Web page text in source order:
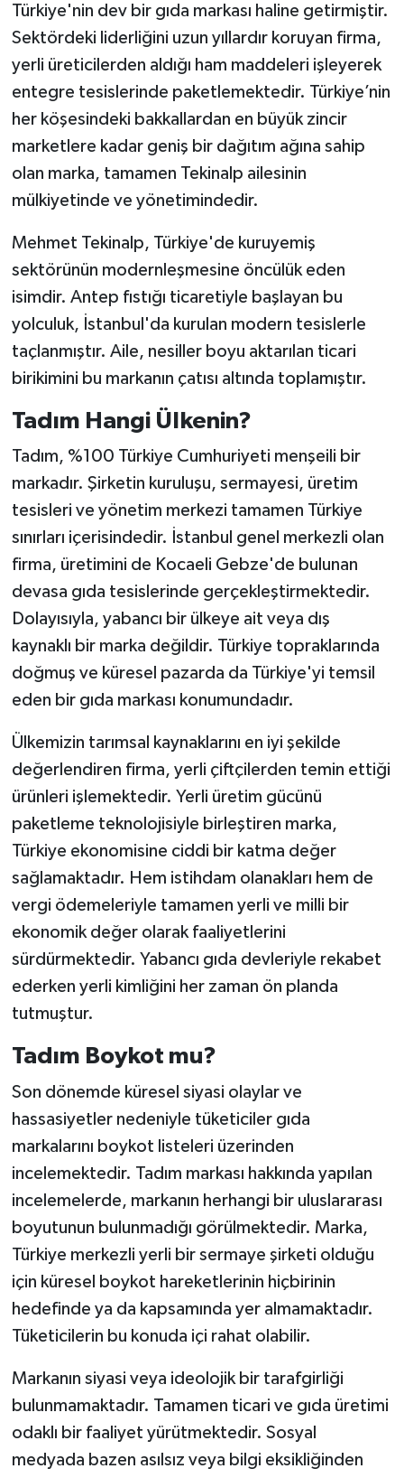
Türkiye'nin dev bir gıda markası haline getirmiştir.
Sektördeki liderliğini uzun yıllardır koruyan firma,
yerli üreticilerden aldığı ham maddeleri işleyerek
entegre tesislerinde paketlemektedir. Türkiye’nin
her köşesindeki bakkallardan en büyük zincir
marketlere kadar geniş bir dağıtım ağına sahip
olan marka, tamamen Tekinalp ailesinin
mülkiyetinde ve yönetimindedir.
Mehmet Tekinalp, Türkiye'de kuruyemiş
sektörünün modernleşmesine öncülük eden
isimdir. Antep fıstığı ticaretiyle başlayan bu
yolculuk, İstanbul'da kurulan modern tesislerle
taçlanmıştır. Aile, nesiller boyu aktarılan ticari
birikimini bu markanın çatısı altında toplamıştır.
Tadım Hangi Ülkenin?
Tadım, %100 Türkiye Cumhuriyeti menşeili bir
markadır. Şirketin kuruluşu, sermayesi, üretim
tesisleri ve yönetim merkezi tamamen Türkiye
sınırları içerisindedir. İstanbul genel merkezli olan
firma, üretimini de Kocaeli Gebze'de bulunan
devasa gıda tesislerinde gerçekleştirmektedir.
Dolayısıyla, yabancı bir ülkeye ait veya dış
kaynaklı bir marka değildir. Türkiye topraklarında
doğmuş ve küresel pazarda da Türkiye'yi temsil
eden bir gıda markası konumundadır.
Ülkemizin tarımsal kaynaklarını en iyi şekilde
değerlendiren firma, yerli çiftçilerden temin ettiği
ürünleri işlemektedir. Yerli üretim gücünü
paketleme teknolojisiyle birleştiren marka,
Türkiye ekonomisine ciddi bir katma değer
sağlamaktadır. Hem istihdam olanakları hem de
vergi ödemeleriyle tamamen yerli ve milli bir
ekonomik değer olarak faaliyetlerini
sürdürmektedir. Yabancı gıda devleriyle rekabet
ederken yerli kimliğini her zaman ön planda
tutmuştur.
Tadım Boykot mu?
Son dönemde küresel siyasi olaylar ve
hassasiyetler nedeniyle tüketiciler gıda
markalarını boykot listeleri üzerinden
incelemektedir. Tadım markası hakkında yapılan
incelemelerde, markanın herhangi bir uluslararası
boyutunun bulunmadığı görülmektedir. Marka,
Türkiye merkezli yerli bir sermaye şirketi olduğu
için küresel boykot hareketlerinin hiçbirinin
hedefinde ya da kapsamında yer almamaktadır.
Tüketicilerin bu konuda içi rahat olabilir.
Markanın siyasi veya ideolojik bir tarafgirliği
bulunmamaktadır. Tamamen ticari ve gıda üretimi
odaklı bir faaliyet yürütmektedir. Sosyal
medyada bazen asılsız veya bilgi eksikliğinden